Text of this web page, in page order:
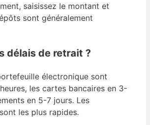
saisissez le montant et
sont généralement
délais de retrait ?
électronique sont
les cartes bancaires en 3-
en 5-7 jours. Les
les plus rapides.